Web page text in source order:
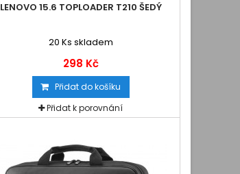
LENOVO 15.6 TOPLOADER T210 ŠEDÝ
20 Ks skladem
298 Kč
Přidat do košíku
Přidat k porovnání